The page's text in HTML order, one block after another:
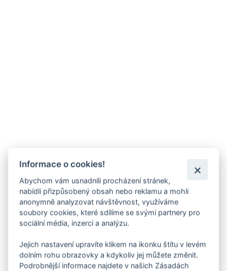
Informace o cookies!
Abychom vám usnadnili procházení stránek,
nabídli přizpůsobený obsah nebo reklamu a mohli
anonymně analyzovat návštěvnost, využíváme
soubory cookies, které sdílíme se svými partnery pro
sociální média, inzerci a analýzu.
Jejich nastavení upravíte klikem na ikonku štítu v levém
dolním rohu obrazovky a kdykoliv jej můžete změnit.
Podrobnější informace najdete v našich Zásadách